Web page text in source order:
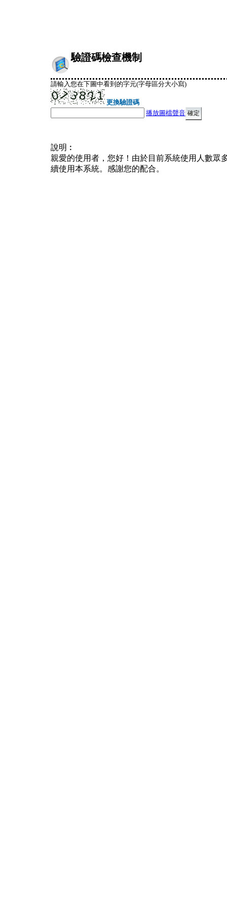
驗證碼檢查機制
請輸入您在下圖中看到的字元(字母區分大小寫)
更換驗證碼
播放圖檔聲音
說明︰
親愛的使用者，您好！由於目前系統使用人數眾
續使用本系統。感謝您的配合。